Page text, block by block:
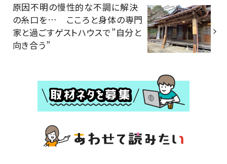
原因不明の慢性的な不調に解決
の糸口を… こころと身体の専門
家と過ごすゲストハウスで”自分と
向き合う”